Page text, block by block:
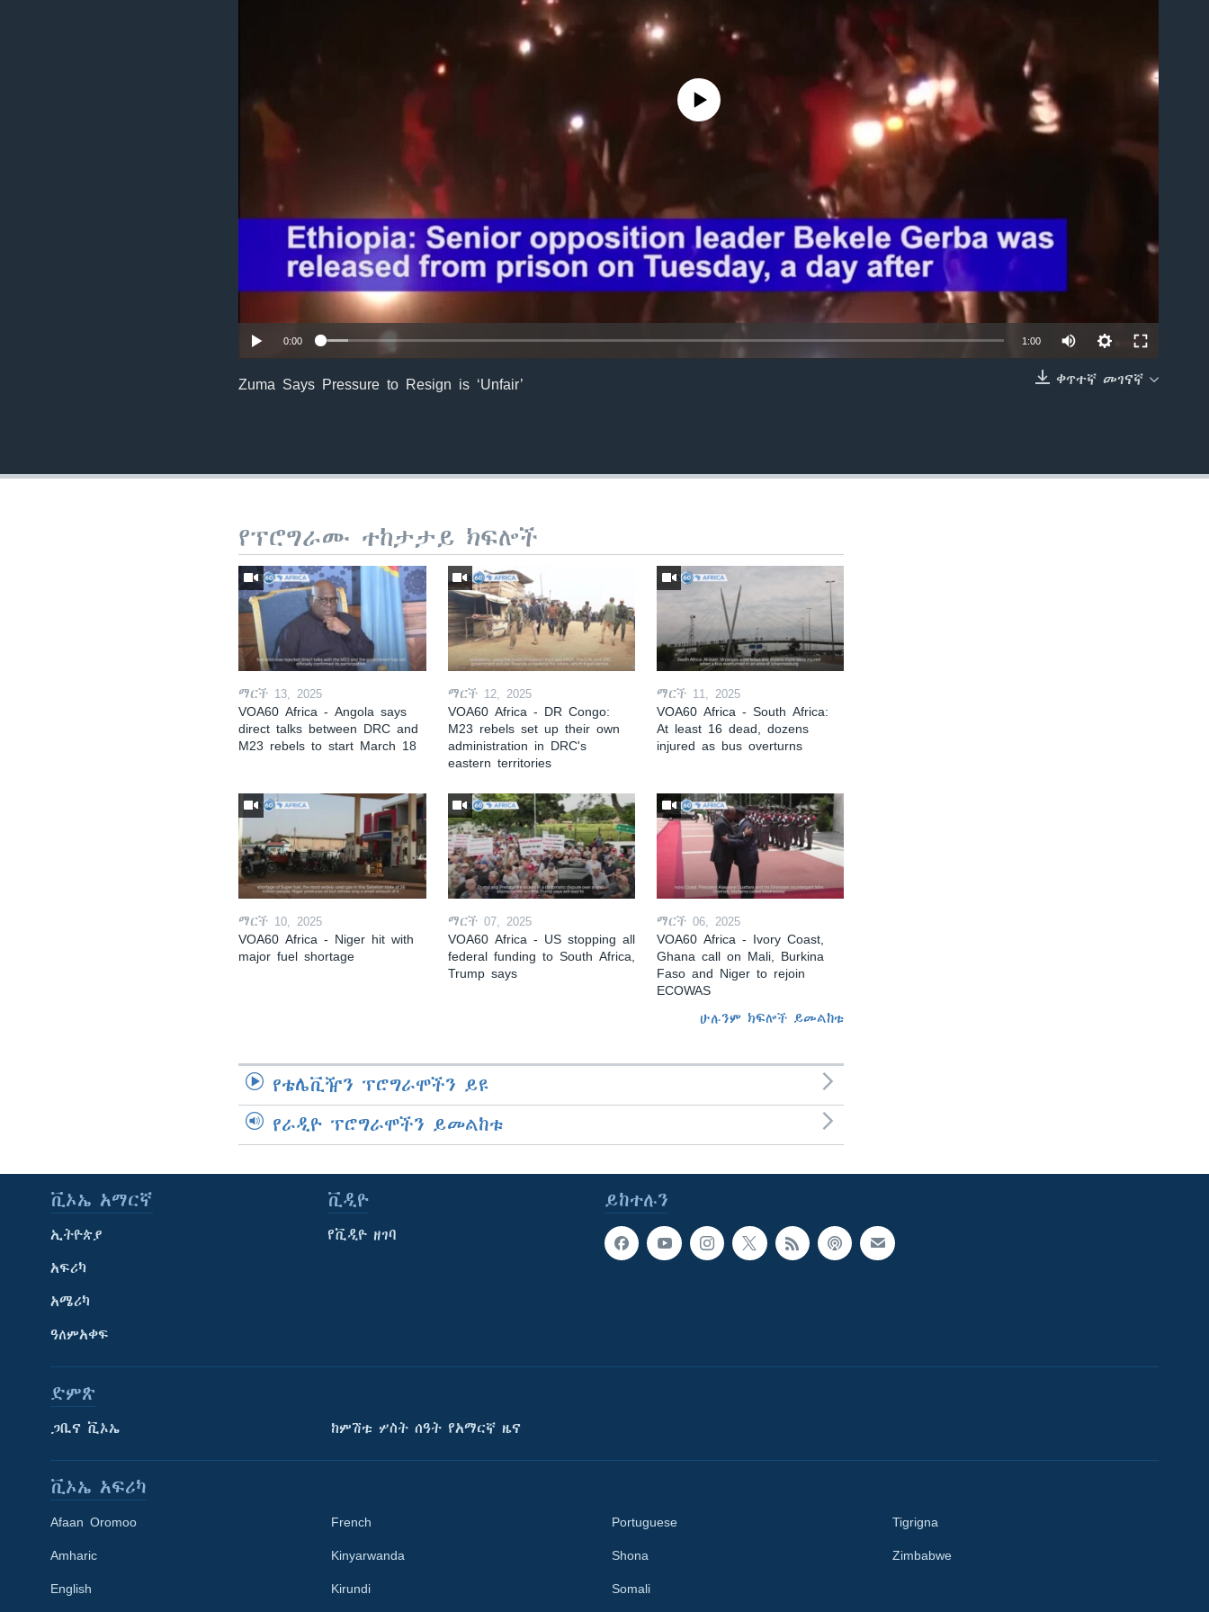
Learning English
EMBED
No media source currently available
0:00 1:00
ቀጥተኛ መገናኛ
Zuma Says Pressure to Resign is ‘Unfair’
የፕሮግራሙ ተከታታይ ክፍሎች
ማርች 13, 2025
VOA60 Africa - Angola says
direct talks between DRC and
M23 rebels to start March 18
ማርች 12, 2025
VOA60 Africa - DR Congo:
M23 rebels set up their own
administration in DRC's
eastern territories
ማርች 11, 2025
VOA60 Africa - South Africa:
At least 16 dead, dozens
injured as bus overturns
ማርች 10, 2025
VOA60 Africa - Niger hit with
major fuel shortage
ማርች 07, 2025
VOA60 Africa - US stopping all
federal funding to South Africa,
Trump says
ማርች 06, 2025
VOA60 Africa - Ivory Coast,
Ghana call on Mali, Burkina
Faso and Niger to rejoin
ECOWAS
ሁሉንም ክፍሎች ይመልከቱ
የቴሌቪዥን ፕሮግራሞችን ይዩ
የራዲዮ ፕሮግራሞችን ይመልከቱ
ይከተሉን
ቪኦኤ አማርኛ
ኢትዮጵያ
አፍሪካ
አሜሪካ
ዓለምአቀፍ
ቪዲዮ
የቪዲዮ ዘገባ
ድምጽ
ጋቢና ቪኦኤ ከምሽቱ ሦስት ሰዓት የአማርኛ ዜና
ቪኦኤ አፍሪካ
Afaan Oromoo
Amharic
English
French
Kinyarwanda
Kirundi
Portuguese
Shona
Somali
Tigrigna
Zimbabwe